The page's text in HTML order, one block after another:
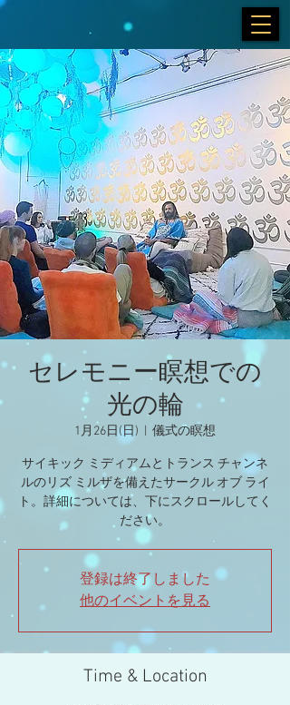
セレモニー瞑想での
光の輪
1月26日(日) 儀式の瞑想
サイキック ミディアムとトランス チャンネ
ルのリズ ミルザを備えたサークル オブ ライ
ト。詳細については、下にスクロールしてく
登録は終了しました
他のイベントを見る
Time & Location